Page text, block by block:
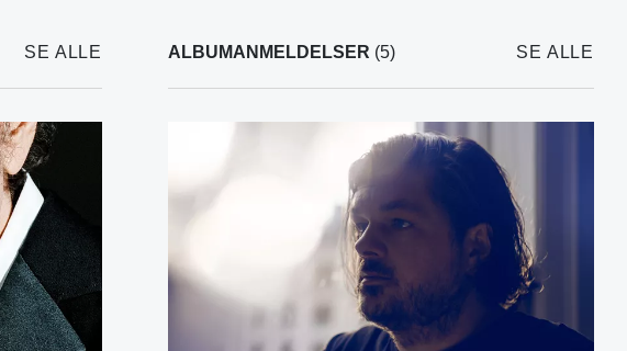
SE ALLE ALBUMANMELDELSER (5) SE ALLE